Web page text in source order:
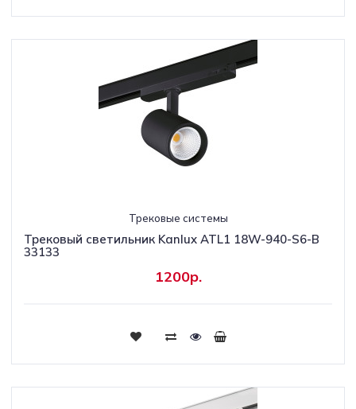
Трековые системы
Трековый светильник Kanlux ATL1 18W-940-S6-B
33133
1200р.